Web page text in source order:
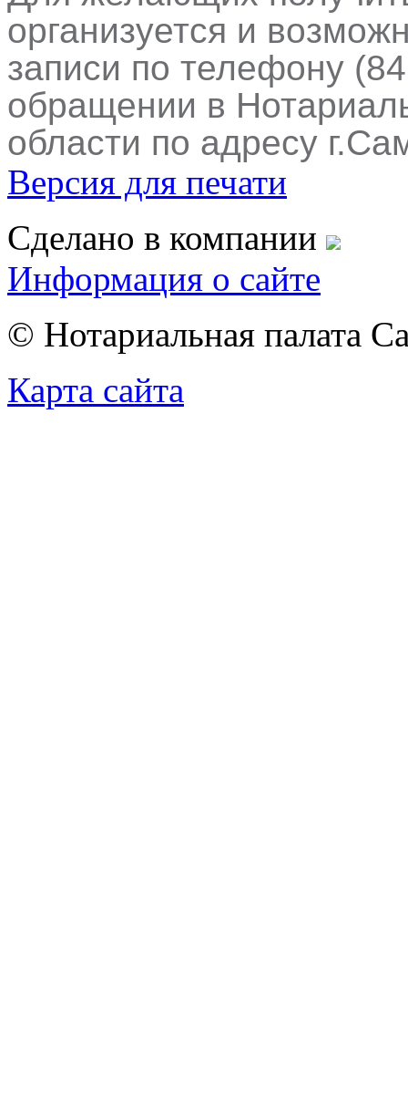
организуется и
записи по телефону
обращении в
области по адресу
Версия для печати
Сделано в компании
Информация о сайте
© Нотариальная палата
Карта сайта